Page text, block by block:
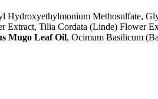
Hydroxyethylmonium Methosulfate,
Extract, Tilia Cordata (Linde) Flower
Mugo Leaf Oil, Ocimum Basilicum